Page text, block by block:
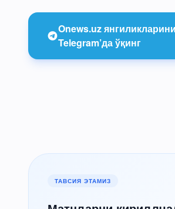
Onews.uz янгиликларини
Telegram’да ўқинг
ТАВСИЯ ЭТАМИЗ